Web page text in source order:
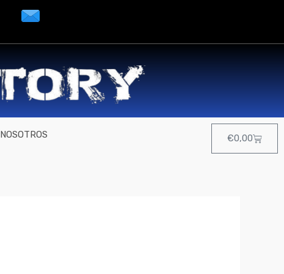
NOSOTROS €0,00Cart